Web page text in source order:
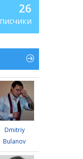
26
Dmitriy
Bulanov